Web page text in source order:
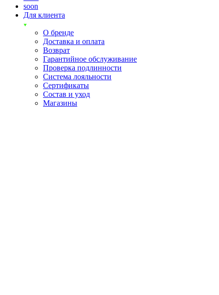
soon
Для клиента
О бренде
Доставка и оплата
Возврат
Гарантийное обслуживание
Проверка подлинности
Система лояльности
Сертификаты
Состав и уход
Магазины